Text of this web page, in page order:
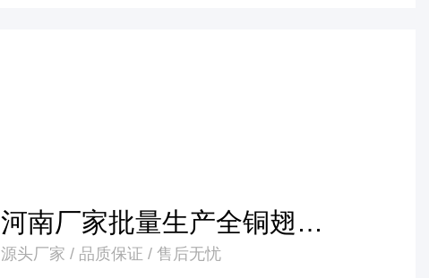
河南厂家批量生产全铜翅片
式蒸发器冷凝器产品
源头厂家 / 品质保证 / 售后无忧